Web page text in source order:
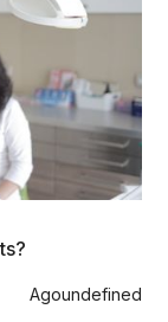
Agoundefined